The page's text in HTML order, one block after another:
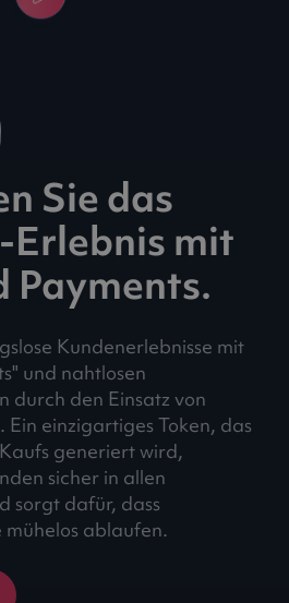
Sie das
Erlebnis mit
Payments.
Kundenerlebnisse mit
und nahtlosen
durch den Einsatz von
Ein einzigartiges Token, das
generiert wird,
sicher in allen
sorgt dafür, dass
ablaufen.